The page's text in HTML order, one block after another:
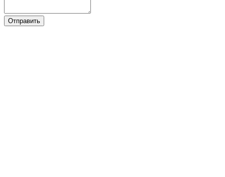
Отправить